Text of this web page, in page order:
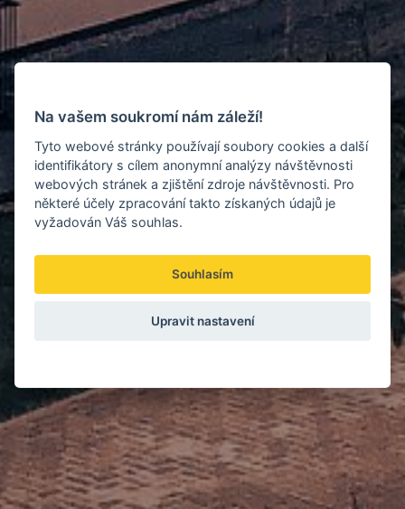
Na vašem soukromí nám záleží!
Tyto webové stránky používají soubory cookies a další
identifikátory s cílem anonymní analýzy návštěvnosti
webových stránek a zjištění zdroje návštěvnosti. Pro
některé účely zpracování takto získaných údajů je
vyžadován Váš souhlas.
Souhlasím
Upravit nastavení